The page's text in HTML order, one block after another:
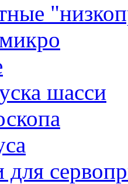
шасси
для